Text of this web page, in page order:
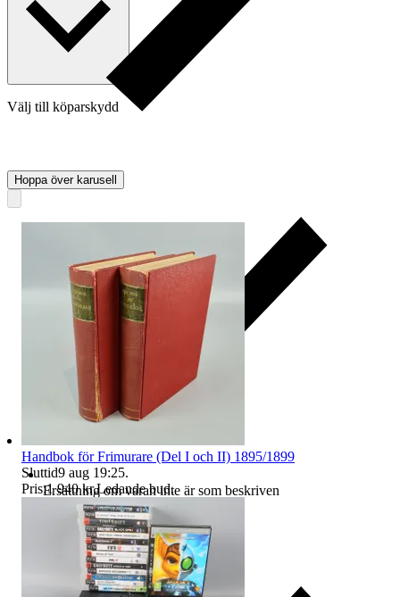
Välj till köparskydd
Ersättning om varan inte är som beskriven
Hoppa över karusell
Handbok för Frimurare (Del I och II) 1895/1899
Sluttid9 aug 19:25.
Pris:1 940 kr,Ledande bud.